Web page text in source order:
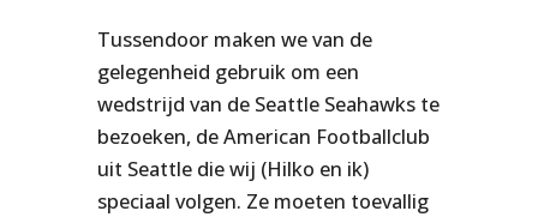
Tussendoor maken we van de
gelegenheid gebruik om een
wedstrijd van de Seattle Seahawks te
bezoeken, de American Footballclub
uit Seattle die wij (Hilko en ik)
speciaal volgen. Ze moeten toevallig